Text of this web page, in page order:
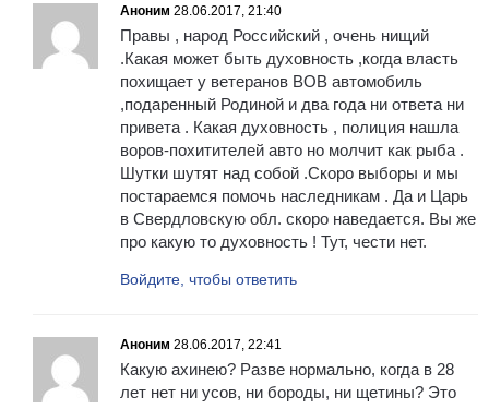
Аноним 28.06.2017, 21:40
Правы , народ Российский , очень нищий
.Какая может быть духовность ,когда власть
похищает у ветеранов ВОВ автомобиль
,подаренный Родиной и два года ни ответа ни
привета . Какая духовность , полиция нашла
воров-похитителей авто но молчит как рыба .
Шутки шутят над собой .Скоро выборы и мы
постараемся помочь наследникам . Да и Царь
в Свердловскую обл. скоро наведается. Вы же
про какую то духовность ! Тут, чести нет.
Войдите, чтобы ответить
Аноним 28.06.2017, 22:41
Какую ахинею? Разве нормально, когда в 28
лет нет ни усов, ни бороды, ни щетины? Это